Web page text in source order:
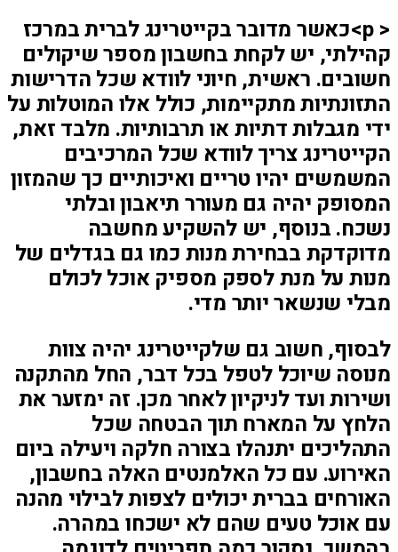
< p>כאשר מדובר בקייטרינג לברית במרכז
קהילתי, יש לקחת בחשבון מספר שיקולים
חשובים. ראשית, חיוני לוודא שכל הדרישות
התזונתיות מתקיימות, כולל אלו המוטלות על
ידי מגבלות דתיות או תרבותיות. מלבד זאת,
הקייטרינג צריך לוודא שכל המרכיבים
המשמשים יהיו טריים ואיכותיים כך שהמזון
המסופק יהיה גם מעורר תיאבון ובלתי
נשכח. בנוסף, יש להשקיע מחשבה
מדוקדקת בבחירת מנות כמו גם בגדלים של
מנות על מנת לספק מספיק אוכל לכולם
מבלי שנשאר יותר מדי.
לבסוף, חשוב גם שלקייטרינג יהיה צוות
מנוסה שיוכל לטפל בכל דבר, החל מהתקנה
ושירות ועד לניקיון לאחר מכן. זה ימזער את
הלחץ על המארח תוך הבטחה שכל
התהליכים יתנהלו בצורה חלקה ויעילה ביום
האירוע. עם כל האלמנטים האלה בחשבון,
האורחים בברית יכולים לצפות לבילוי מהנה
עם אוכל טעים שהם לא ישכחו במהרה.